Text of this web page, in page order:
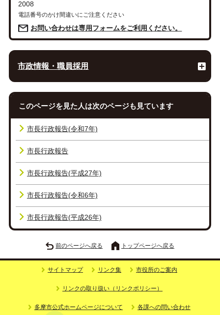
2008
電話番号のかけ間違いにご注意ください
お問い合わせは専用フォームをご利用ください。
市政情報・職員採用
このページを見た人は次のページも見ています
市長行政報告(令和7年)
市長行政報告
市長行政報告(平成27年)
市長行政報告(令和6年)
市長行政報告(平成26年)
前のページへ戻る トップページへ戻る
サイトマップ リンク集 市役所のご案内
リンクの取り扱い（リンクポリシー）
多摩市公式ホームページについて 各課への問い合わせ